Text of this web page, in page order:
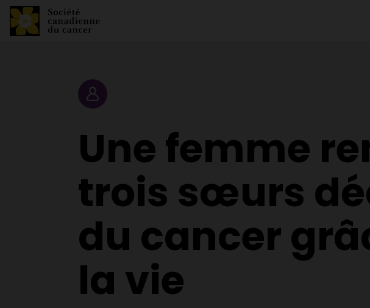
Portrait
Une femme
trois sœurs
du cancer
la vie